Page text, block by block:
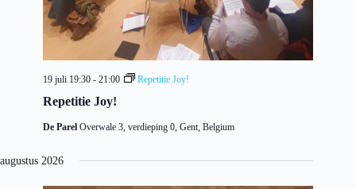
Repetitie Joy!
19 juli 19:30 - 21:00 Repetitie Joy!
De Parel Overwale 3, verdieping 0, Gent, Belgium
augustus 2026